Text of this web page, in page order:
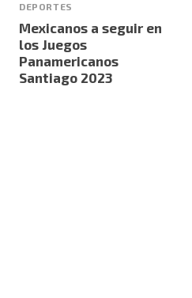
DEPORTES
Mexicanos a seguir en
los Juegos
Panamericanos
Santiago 2023